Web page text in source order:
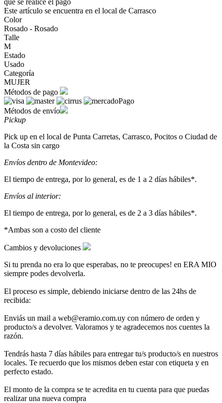
Este artículo se encuentra en el local de Carrasco
Color
Rosado - Rosado
Talle
M
Estado
Usado
Categoría
MUJER
Métodos de pago
Métodos de envío
Pickup
Pick up en el local de Punta Carretas, Carrasco, Pocitos o Ciudad de
la Costa sin cargo
Envíos dentro de Montevideo:
El tiempo de entrega, por lo general, es de 1 a 2 días hábiles*.
Envíos al interior:
El tiempo de entrega, por lo general, es de 2 a 3 días hábiles*.
*Ambas son a costo del cliente
Cambios y devoluciones
Si tu prenda no era lo que esperabas, no te preocupes! en ERA MIO
siempre podes devolverla.
El proceso es simple, debiendo iniciarse dentro de las 24hs de
recibida:
Enviás un mail a web@eramio.com.uy con número de orden y
producto/s a devolver. Valoramos y te agradecemos nos cuentes la
razón.
Tendrás hasta 7 días hábiles para entregar tu/s producto/s en nuestros
locales. Te recuerdo que los mismos deben estar con etiqueta y en
perfecto estado.
El monto de la compra se te acredita en tu cuenta para que puedas
realizar una nueva compra